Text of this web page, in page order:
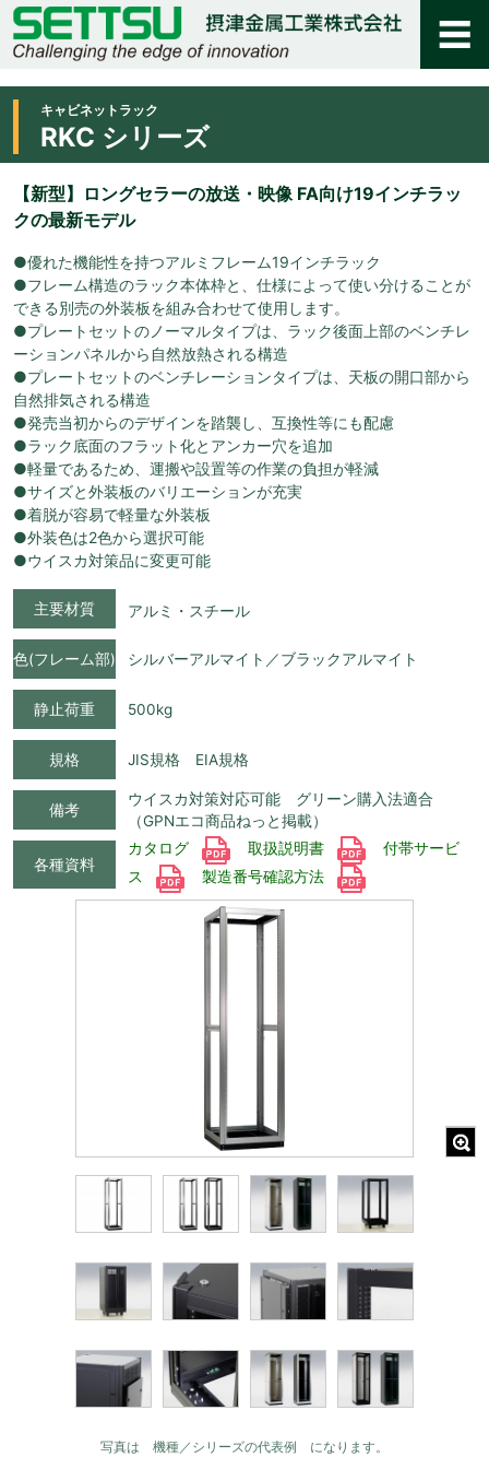
キャビネットラック
RKC シリーズ
【新型】ロングセラーの放送・映像 FA向け19インチラッ
クの最新モデル
●優れた機能性を持つアルミフレーム19インチラック
●フレーム構造のラック本体枠と、仕様によって使い分けることが
できる別売の外装板を組み合わせて使用します。
●プレートセットのノーマルタイプは、ラック後面上部のベンチレ
ーションパネルから自然放熱される構造
●プレートセットのベンチレーションタイプは、天板の開口部から
自然排気される構造
●発売当初からのデザインを踏襲し、互換性等にも配慮
●ラック底面のフラット化とアンカー穴を追加
●軽量であるため、運搬や設置等の作業の負担が軽減
●サイズと外装板のバリエーションが充実
●着脱が容易で軽量な外装板
●外装色は2色から選択可能
●ウイスカ対策品に変更可能
主要材質 アルミ・スチール
色(フレーム部) シルバーアルマイト／ブラックアルマイト
静止荷重 500kg
規格 JIS規格 EIA規格
備考
ウイスカ対策対応可能 グリーン購入法適合
（GPNエコ商品ねっと掲載）
各種資料
カタログ 取扱説明書
付帯サービ
ス
製造番号確認方法
写真は 機種／シリーズの代表例 になります。